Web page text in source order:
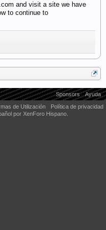
and visit a site we have
to continue to
Sponsors
Ayuda
de Utilización
Política de privacidad
por XenForo Hispano.